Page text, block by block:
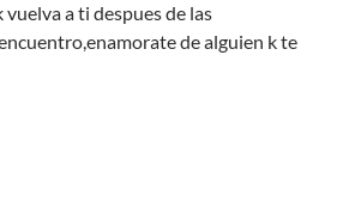
a ti despues de las
de alguien k te